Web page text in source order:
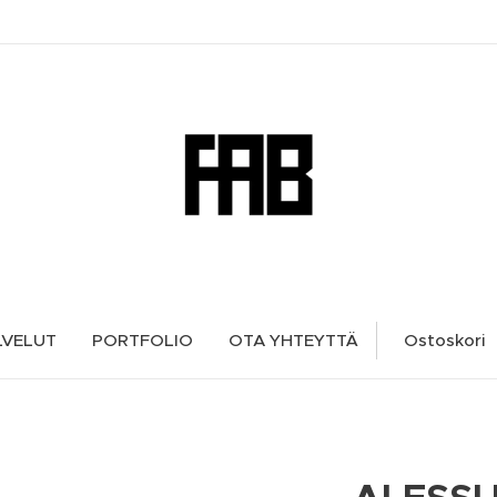
PORTFOLIO OTA YHTEYTTÄ Ostoskori